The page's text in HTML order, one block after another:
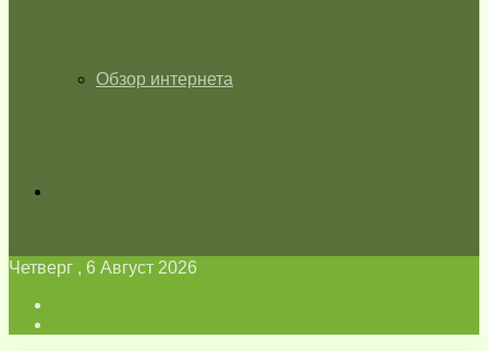
Обзор интернета
Четверг , 6 Август 2026